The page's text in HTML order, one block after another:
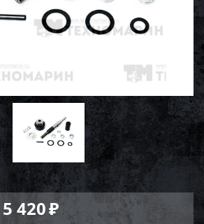
5 420₽